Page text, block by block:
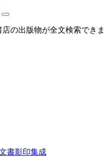
の出版物が全文検索できま
書影印集成